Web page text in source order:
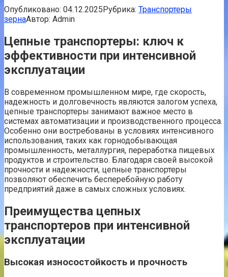
Опубликовано: 04.12.2025Рубрика: Транспортеры
зернаАвтор: Admin
Цепные транспортеры: ключ к
эффективности при интенсивной
эксплуатации
В современном промышленном мире, где скорость,
надежность и долговечность являются залогом успеха,
цепные транспортеры занимают важное место в
системах автоматизации и производственного процесса.
Особенно они востребованы в условиях интенсивного
использования, таких как горнодобывающая
промышленность, металлургия, переработка пищевых
продуктов и строительство. Благодаря своей высокой
прочности и надежности, цепные транспортеры
позволяют обеспечить бесперебойную работу
предприятий даже в самых сложных условиях.
Преимущества цепных
транспортеров при интенсивной
эксплуатации
Высокая износостойкость и прочность